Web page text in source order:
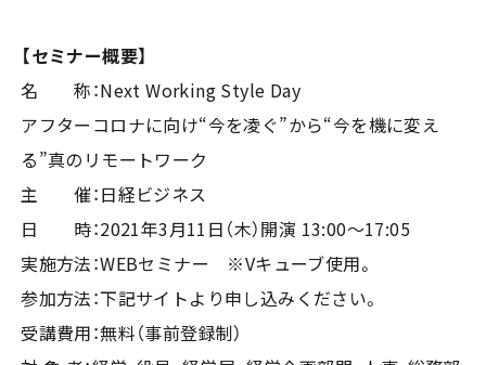
【セミナー概要】
名 称：Next Working Style Day
アフターコロナに向け“今を凌ぐ”から“今を機に変え
る”真のリモートワーク
主 催：日経ビジネス
日 時：2021年3月11日（木）開演 13:00～17:05
実施方法：WEBセミナー ※Vキューブ使用。
参加方法：下記サイトより申し込みください。
受講費用：無料（事前登録制）